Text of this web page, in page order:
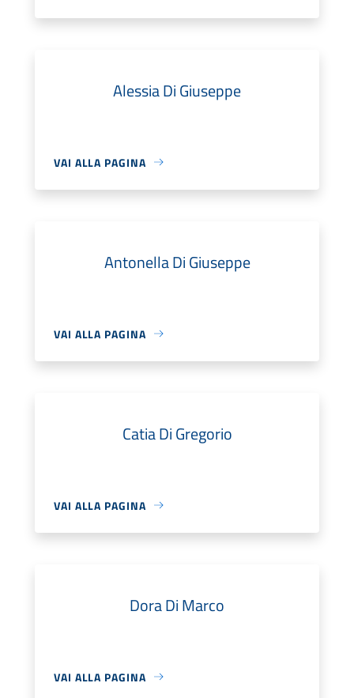
Alessia Di Giuseppe
VAI ALLA PAGINA
Antonella Di Giuseppe
VAI ALLA PAGINA
Catia Di Gregorio
VAI ALLA PAGINA
Dora Di Marco
VAI ALLA PAGINA